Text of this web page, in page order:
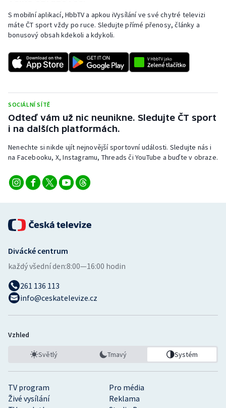
S mobilní aplikací, HbbTV a apkou iVysílání ve své chytré televizi
máte ČT sport vždy po ruce. Sledujte přímé přenosy, články a
bonusový obsah kdekoli a kdykoli.
SOCIÁLNÍ SÍTĚ
Odteď vám už nic neunikne. Sledujte ČT sport
i na dalších platformách.
Nenechte si nikde ujít nejnovější sportovní události. Sledujte nás i
na Facebooku, X, Instagramu, Threads či YouTube a buďte v obraze.
TV program
Pro média
Živé vysílání
Reklama
Divácké centrum
každý všední den:8:00—16:00 hodin
261 136 113
info@ceskatelevize.cz
Vzhled
Světlý Tmavý Systém